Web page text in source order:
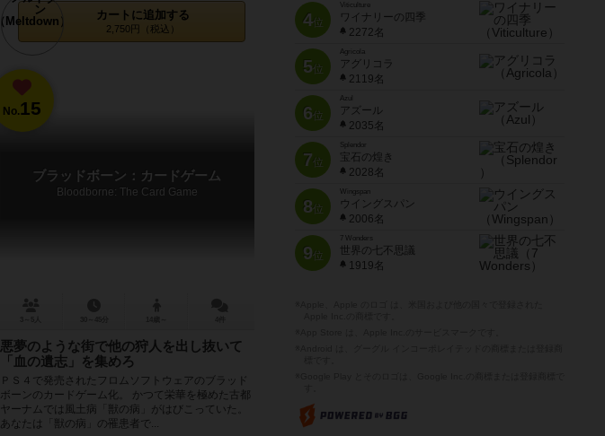
カートに追加する
2,750円（税込）
No.15
ブラッドボーン：カードゲーム
Bloodborne: The Card Game
悪夢のような街で他の狩人を出し抜いて
「血の遺志」を集めろ
ＰＳ４で発売されたフロムソフトウェアのブラッド
ボーンのカードゲーム化。 かつて栄華を極めた古都
ヤーナムでは風土病「獣の病」がはびこっていた。
あなたは「獣の病」の罹患者で...
4位
Viticulture
ワイナリーの四季
2272名
5位
Agricola
アグリコラ
2119名
6位
Azul
アズール
2035名
7位
Splendor
宝石の煌き
2028名
8位
Wingspan
ウイングスパン
2006名
9位
7 Wonders
世界の七不思議
1919名